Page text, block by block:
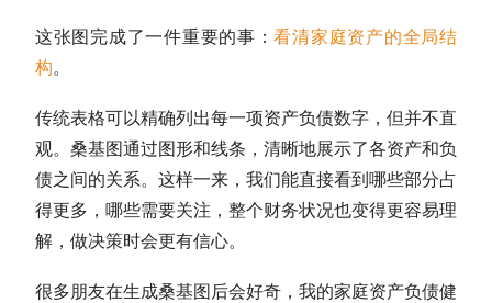
这张图完成了一件重要的事：看清家庭资产的全局结
构。
传统表格可以精确列出每一项资产负债数字，但并不直
观。桑基图通过图形和线条，清晰地展示了各资产和负
债之间的关系。这样一来，我们能直接看到哪些部分占
得更多，哪些需要关注，整个财务状况也变得更容易理
解，做决策时会更有信心。
很多朋友在生成桑基图后会好奇，我的家庭资产负债健